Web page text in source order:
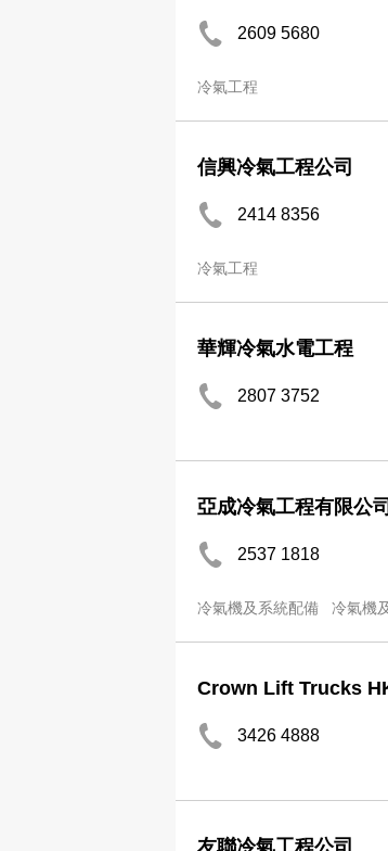
2609 5680
冷氣工程
信興冷氣工程公司
2414 8356
冷氣工程
華輝冷氣水電工程
2807 3752
亞成冷氣工程有限公司
2537 1818
冷氣機及系統配備 冷氣機
Crown Lift Trucks
3426 4888
友聯冷氣工程公司